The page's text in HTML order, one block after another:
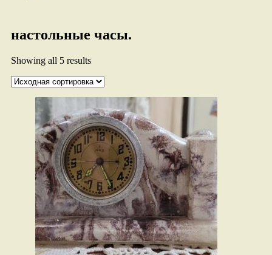
настольные часы.
Showing all 5 results